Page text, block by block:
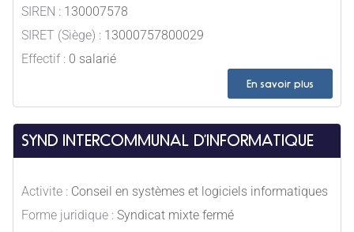
SIREN : 130007578
SIRET (Siège) : 13000757800029
Effectif : 0 salarié
En savoir plus
SYND INTERCOMMUNAL D’INFORMATIQUE
Activite : Conseil en systèmes et logiciels informatiques
Forme juridique : Syndicat mixte fermé